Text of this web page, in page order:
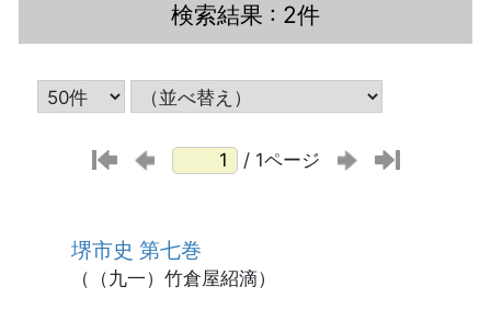
検索結果 : 2件
/ 1ページ
堺市史 第七巻
（（九一）竹倉屋紹滴）